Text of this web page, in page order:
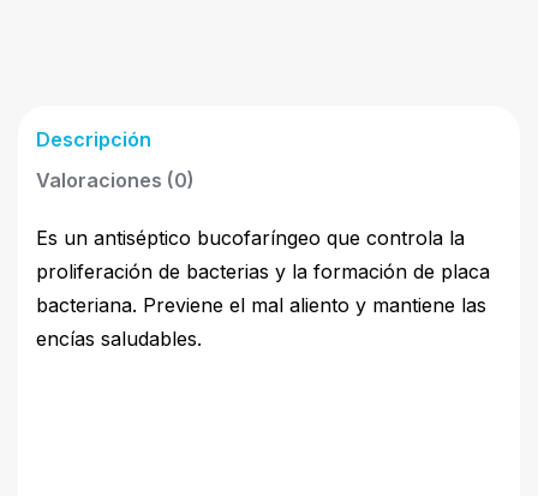
Descripción
Valoraciones (0)
Es un antiséptico bucofaríngeo que controla la
proliferación de bacterias y la formación de placa
bacteriana. Previene el mal aliento y mantiene las
encías saludables.